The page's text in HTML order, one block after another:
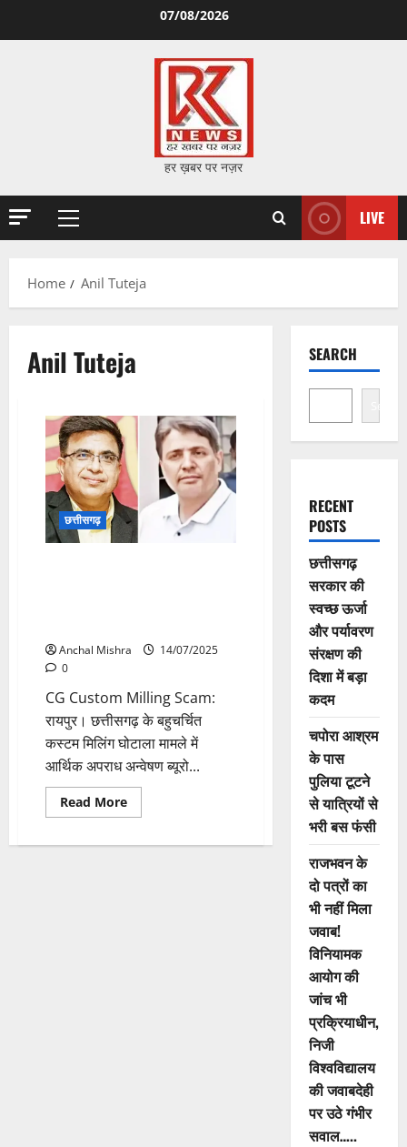
07/08/2026
हर ख़बर पर नज़र
Primary
LIVE
Home Anil Tuteja
Anil Tuteja
छत्तीसगढ़
Anchal Mishra
14/07/2025
0
CG Custom Milling Scam:
रायपुर। छत्तीसगढ़ के बहुचर्चित
कस्टम मिलिंग घोटाला मामले में
आर्थिक अपराध अन्वेषण ब्यूरो...
Read MoreRead
more
Custom
SEARCH
Search
RECENT
POSTS
छत्तीसगढ़
सरकार की
स्वच्छ ऊर्जा
और पर्यावरण
संरक्षण की
दिशा में बड़ा
कदम
चपोरा आश्रम
के पास
पुलिया टूटने
से यात्रियों से
भरी बस फंसी
राजभवन के
दो पत्रों का
भी नहीं मिला
जवाब!
विनियामक
आयोग की
जांच भी
प्रक्रियाधीन,
निजी
विश्वविद्यालय
की जवाबदेही
पर उठे गंभीर
सवाल…..